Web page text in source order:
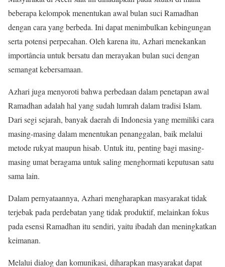
beberapa kelompok menentukan awal bulan suci Ramadhan
dengan cara yang berbeda. Ini dapat menimbulkan kebingungan
serta potensi perpecahan. Oleh karena itu, Azhari menekankan
importância untuk bersatu dan merayakan bulan suci dengan
semangat kebersamaan.
Azhari juga menyoroti bahwa perbedaan dalam penetapan awal
Ramadhan adalah hal yang sudah lumrah dalam tradisi Islam.
Dari segi sejarah, banyak daerah di Indonesia yang memiliki cara
masing-masing dalam menentukan penanggalan, baik melalui
metode rukyat maupun hisab. Untuk itu, penting bagi masing-
masing umat beragama untuk saling menghormati keputusan satu
sama lain.
Dalam pernyataannya, Azhari mengharapkan masyarakat tidak
terjebak pada perdebatan yang tidak produktif, melainkan fokus
pada esensi Ramadhan itu sendiri, yaitu ibadah dan meningkatkan
keimanan.
Melalui dialog dan komunikasi, diharapkan masyarakat dapat